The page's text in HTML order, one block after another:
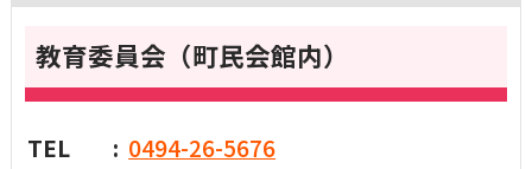
教育委員会（町民会館内）
TEL
0494-26-5676